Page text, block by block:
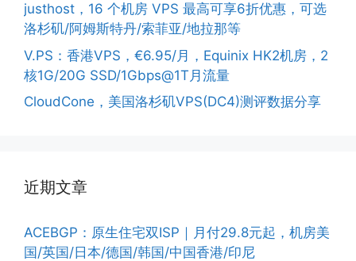
justhost，16 个机房 VPS 最高可享6折优惠，可选
洛杉矶/阿姆斯特丹/索菲亚/地拉那等
V.PS：香港VPS，€6.95/月，Equinix HK2机房，2
核1G/20G SSD/1Gbps@1T月流量
CloudCone，美国洛杉矶VPS(DC4)测评数据分享
近期文章
ACEBGP：原生住宅双ISP｜月付29.8元起，机房美
国/英国/日本/德国/韩国/中国香港/印尼